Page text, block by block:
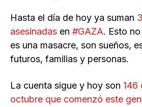
Hasta el día de hoy ya suman
asesinadas en #GAZA. Esto
es una masacre, son sueños,
futuros, familias y personas.
La cuenta sigue y hoy son 146
octubre que comenzó este